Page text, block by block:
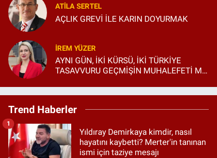
ATILA SERTEL
AÇLIK GREVİ İLE KARIN DOYURMAK
İREM YÜZER
AYNI GÜN, İKİ KÜRSÜ, İKİ TÜRKİYE
TASAVVURU GEÇMİŞİN MUHALEFETİ Mİ,
Trend Haberler
Yıldıray Demirkaya kimdir, nasıl
hayatını kaybetti? Merter'in tanınan
ismi için taziye mesajı
1